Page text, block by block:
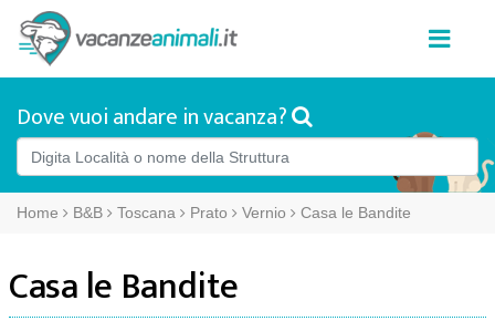
Dove vuoi andare in vacanza?
Home B&B Toscana Prato Vernio Casa le Bandite
Casa le Bandite